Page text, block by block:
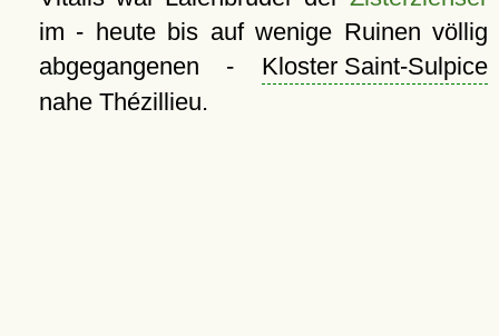
im - heute bis auf wenige Ruinen völlig
abgegangenen - Kloster Saint-Sulpice
nahe Thézillieu.